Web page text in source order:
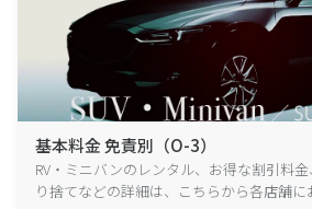
基本料金 免責別（O-3）
RV・ミニバンのレンタル、お得な割引料
り捨てなどの詳細は、こちらから各店舗に